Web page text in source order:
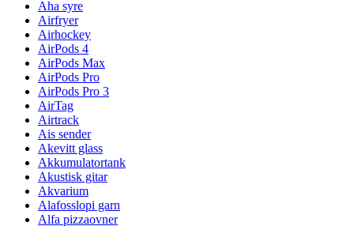
Aha syre
Airfryer
Airhockey
AirPods 4
AirPods Max
AirPods Pro
AirPods Pro 3
AirTag
Airtrack
Ais sender
Akevitt glass
Akkumulatortank
Akustisk gitar
Akvarium
Alafosslopi garn
Alfa pizzaovner